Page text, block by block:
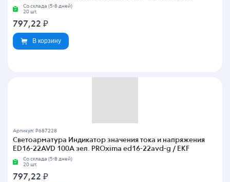
Со склада (5-8 дней)
20 шт.
797,22 ₽
В корзину
Артикул: P687228
Светоарматура Индикатор значения тока и напряжения
ED16-22AVD 100А зел. PROxima ed16-22avd-g / EKF
Со склада (5-8 дней)
20 шт.
797,22 ₽